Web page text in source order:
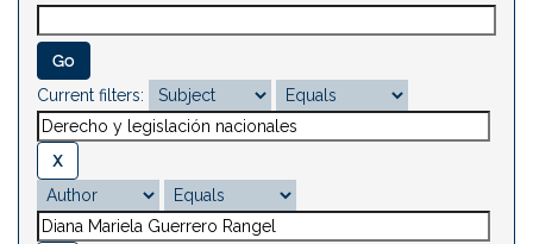
Current filters: